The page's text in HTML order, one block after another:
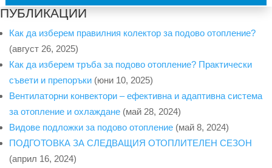
ПУБЛИКАЦИИ
Как да изберем правилния колектор за подово отопление?
(август 26, 2025)
Как да изберем тръба за подово отопление? Практически
съвети и препоръки (юни 10, 2025)
Вентилаторни конвектори – ефективна и адаптивна система
за отопление и охлаждане (май 28, 2024)
Видове подложки за подово отопление (май 8, 2024)
ПОДГОТОВКА ЗА СЛЕДВАЩИЯ ОТОПЛИТЕЛЕН СЕЗОН
(април 16, 2024)